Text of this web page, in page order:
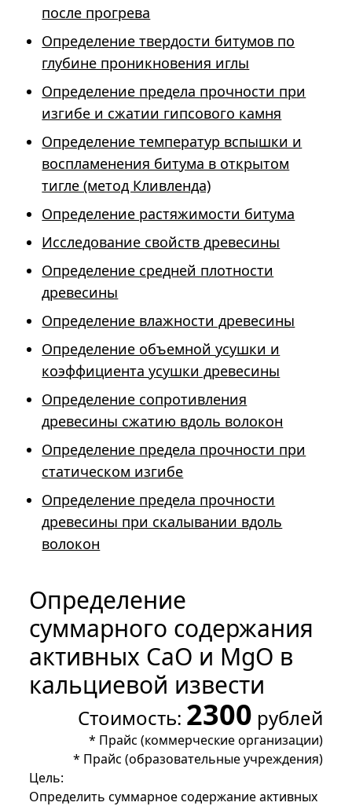
после прогрева
Определение твердости битумов по
глубине проникновения иглы
Определение предела прочности при
изгибе и сжатии гипсового камня
Определение температур вспышки и
воспламенения битума в открытом
тигле (метод Кливленда)
Определение растяжимости битума
Исследование свойств древесины
Определение средней плотности
древесины
Определение влажности древесины
Определение объемной усушки и
коэффициента усушки древесины
Определение сопротивления
древесины сжатию вдоль волокон
Определение предела прочности при
статическом изгибе
Определение предела прочности
древесины при скалывании вдоль
волокон
Определение
суммарного содержания
активных СаО и МgО в
кальциевой извести
Стоимость: 2300 рублей
* Прайс (коммерческие организации)
* Прайс (образовательные учреждения)
Цель:
Определить суммарное содержание активных